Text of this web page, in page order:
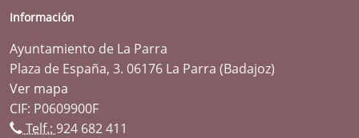
Información
Ayuntamiento de La Parra
Plaza de España, 3. 06176 La Parra (Badajoz)
Ver mapa
CIF: P0609900F
Telf.: 924 682 411